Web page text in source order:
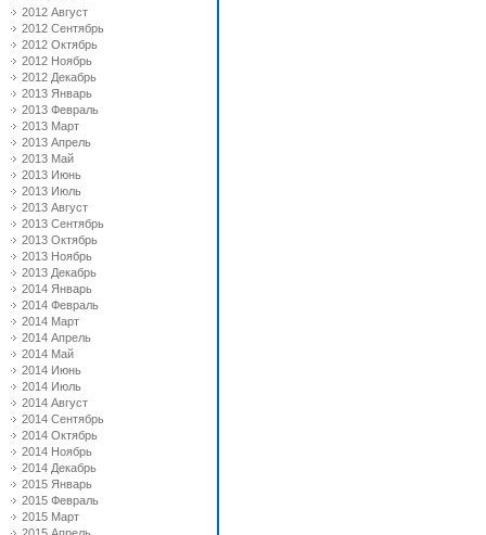
2012 Август
2012 Сентябрь
2012 Октябрь
2012 Ноябрь
2012 Декабрь
2013 Январь
2013 Февраль
2013 Март
2013 Апрель
2013 Май
2013 Июнь
2013 Июль
2013 Август
2013 Сентябрь
2013 Октябрь
2013 Ноябрь
2013 Декабрь
2014 Январь
2014 Февраль
2014 Март
2014 Апрель
2014 Май
2014 Июнь
2014 Июль
2014 Август
2014 Сентябрь
2014 Октябрь
2014 Ноябрь
2014 Декабрь
2015 Январь
2015 Февраль
2015 Март